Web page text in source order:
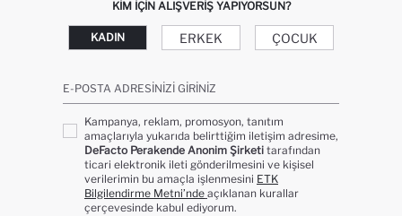
KIM IÇIN ALIŞVERIŞ YAPIYORSUN?
KADIN ERKEK ÇOCUK
E-POSTA ADRESINIZI GIRINIZ
Kampanya, reklam, promosyon, tanıtım
amaçlarıyla yukarıda belirttiğim iletişim adresime,
DeFacto Perakende Anonim Şirketi tarafından
ticari elektronik ileti gönderilmesini ve kişisel
verilerimin bu amaçla işlenmesini ETK
Bilgilendirme Metni’nde açıklanan kurallar
çerçevesinde kabul ediyorum.